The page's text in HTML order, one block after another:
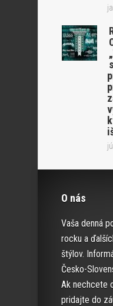
O nás
Vaša denná
rocku a
štýlov.
Česko-
Ak nechcete
pridajte do